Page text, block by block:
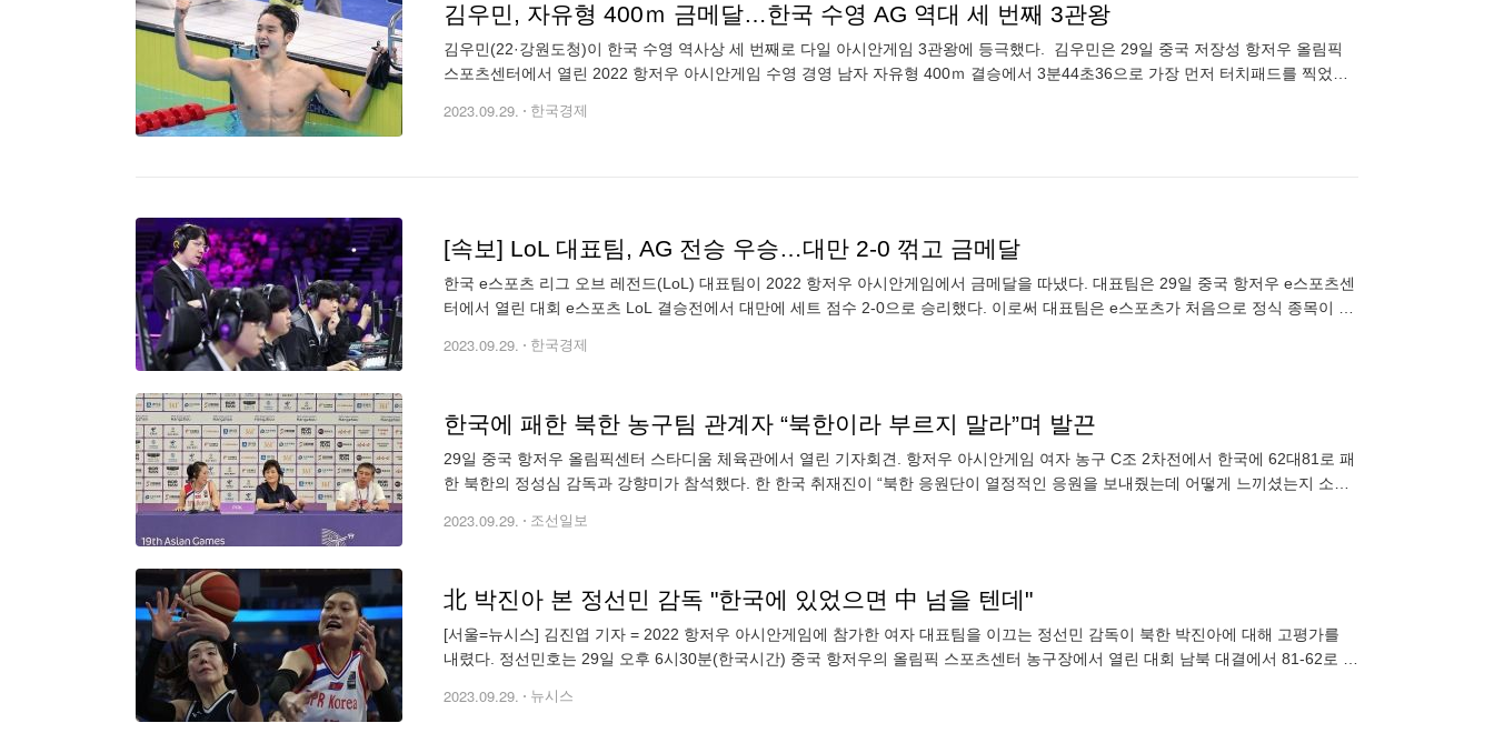
김우민, 자유형 400ｍ 금메달…한국 수영 AG 역대 세 번째 3관왕
김우민(22·강원도청)이 한국 수영 역사상 세 번째로 다일 아시안게임 3관왕에 등극했다. 김우민은 29일 중국 저장성 항저우 올림픽
스포츠센터에서 열린 2022 항저우 아시안게임 수영 경영 남자 자유형 400ｍ 결승에서 3분44초36으로 가장 먼저 터치패드를 찍었다.
2023.09.29. 한국경제
[속보] LoL 대표팀, AG 전승 우승…대만 2-0 꺾고 금메달
한국 e스포츠 리그 오브 레전드(LoL) 대표팀이 2022 항저우 아시안게임에서 금메달을 따냈다. 대표팀은 29일 중국 항저우 e스포츠센
터에서 열린 대회 e스포츠 LoL 결승전에서 대만에 세트 점수 2-0으로 승리했다. 이로써 대표팀은 e스포츠가 처음으로 정식 종목이 된
2023.09.29. 한국경제
한국에 패한 북한 농구팀 관계자 “북한이라 부르지 말라”며 발끈
29일 중국 항저우 올림픽센터 스타디움 체육관에서 열린 기자회견. 항저우 아시안게임 여자 농구 C조 2차전에서 한국에 62대81로 패
한 북한의 정성심 감독과 강향미가 참석했다. 한 한국 취재진이 “북한 응원단이 열정적인 응원을 보내줬는데 어떻게 느끼셨는지 소감
2023.09.29. 조선일보
北 박진아 본 정선민 감독 "한국에 있었으면 中 넘을 텐데"
[서울=뉴시스] 김진엽 기자 = 2022 항저우 아시안게임에 참가한 여자 대표팀을 이끄는 정선민 감독이 북한 박진아에 대해 고평가를
내렸다. 정선민호는 29일 오후 6시30분(한국시간) 중국 항저우의 올림픽 스포츠센터 농구장에서 열린 대회 남북 대결에서 81-62로 이
2023.09.29. 뉴시스